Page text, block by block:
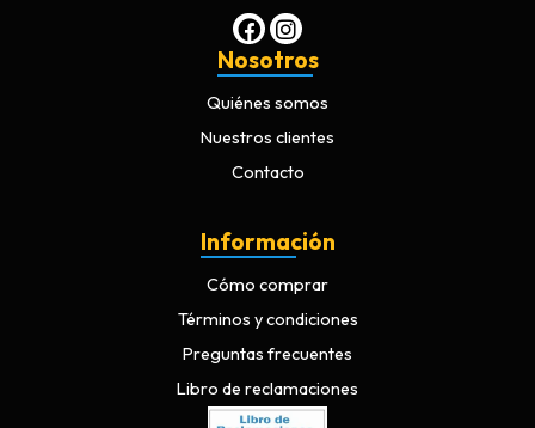
Nosotros
Quiénes somos
Nuestros clientes
Contacto
Información
Cómo comprar
Términos y condiciones
Preguntas frecuentes
Libro de reclamaciones